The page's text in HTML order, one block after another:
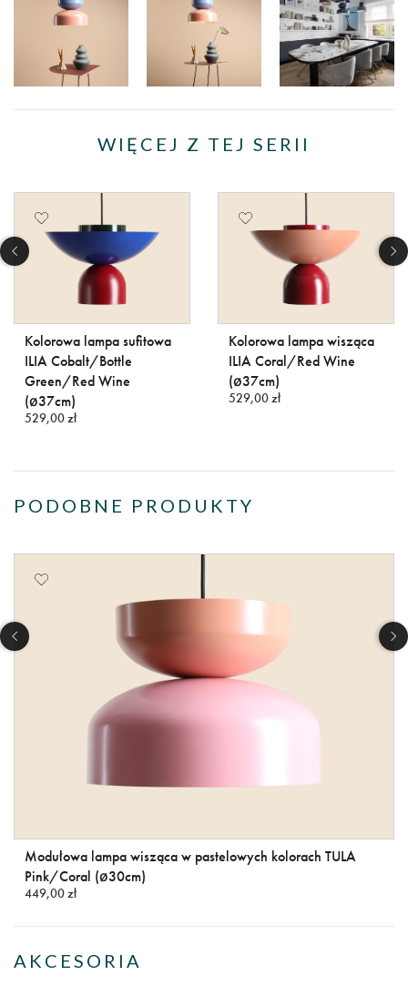
WIĘCEJ Z TEJ SERII
Kolorowa lampa sufitowa
ILIA Cobalt/Bottle
Green/Red Wine
(ø37cm)
529,00 zł
Kolorowa lampa wisząca
ILIA Coral/Red Wine
(ø37cm)
529,00 zł
PODOBNE PRODUKTY
Modułowa lampa wisząca w pastelowych kolorach TULA
Pink/Coral (ø30cm)
449,00 zł
AKCESORIA